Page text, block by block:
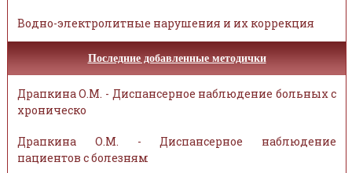
Водно-электролитные нарушения и их коррекция
Последние добавленные методички
Драпкина О.М. - Диспансерное наблюдение больных с
хроническо
Драпкина О.М. - Диспансерное наблюдение
пациентов с болезням